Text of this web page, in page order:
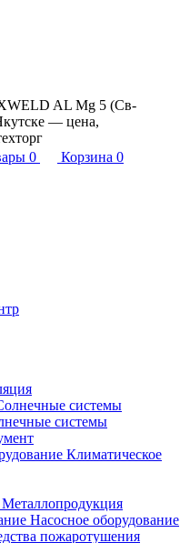
AL Mg 5 (Св-
— цена,
0 Корзина 0
системы
Климатическое
Металлопродукция
Насосное оборудование